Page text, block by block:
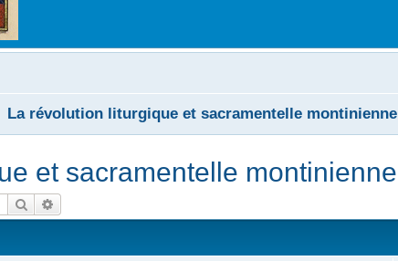
La révolution liturgique et sacramentelle montinienne
et sacramentelle montinienne
Rechercher